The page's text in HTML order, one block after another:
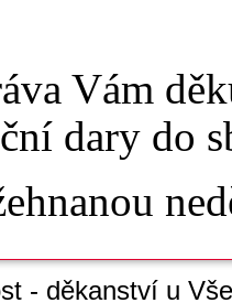
Vám
dary do
- děkanství u